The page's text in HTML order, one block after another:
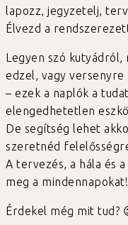
lapozz, jegyzetelj,
Élvezd a
Legyen szó kutyádról,
edzel, vagy versenyre
– ezek a naplók a
elengedhetetlen
De segítség lehet
szeretnéd
A tervezés, a hála és
meg a mindennapokat!
Érdekel még mit tud?